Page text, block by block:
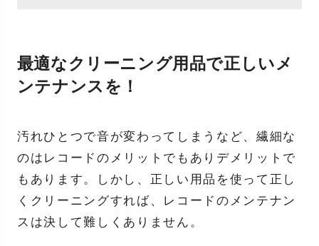
最適なクリーニング用品で正しいメ
ンテナンスを！
汚れひとつで音が変わってしまうなど、繊細な
のはレコードのメリットでもありデメリットで
もあります。しかし、正しい用品を使って正し
くクリーニングすれば、レコードのメンテナン
スは決して難しくありません。